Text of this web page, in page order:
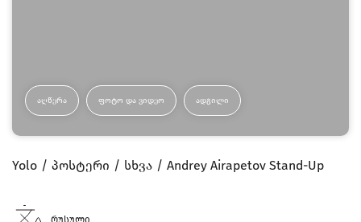
ᲐᲦᲬᲔᲠᲐ ᲤᲝᲢᲝ ᲓᲐ ᲕᲘᲓᲔᲝ ᲐᲓᲒᲘᲚᲘ
Yolo პოსტერი სხვა Andrey Airapetov Stand-Up